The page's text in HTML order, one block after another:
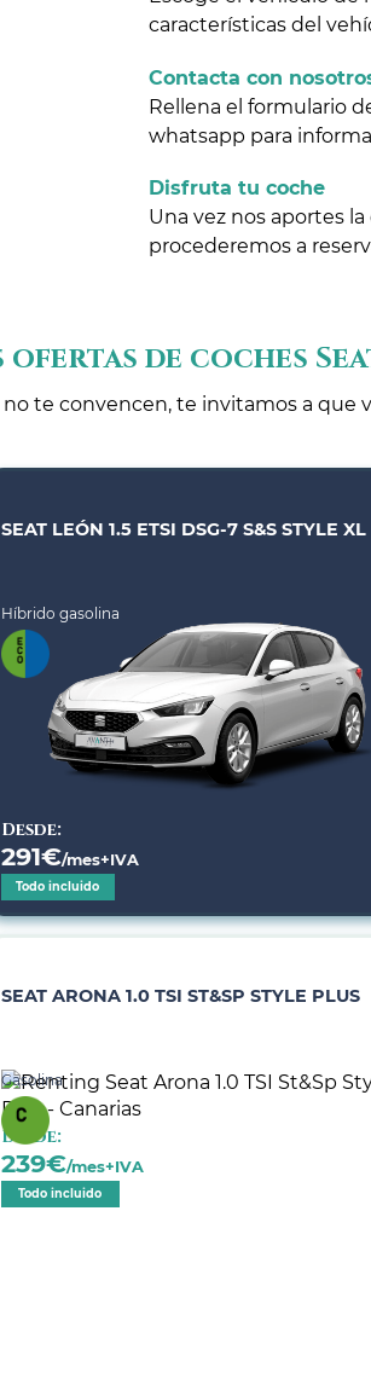
características del
Contacta con
Rellena el formulario
whatsapp para
Disfruta tu coche
Una vez nos aportes
procederemos a
ofertas de coches
te convencen, te invitamos a
SEAT LEÓN 1.5 ETSI DSG-7 S&S STYLE XL
Híbrido gasolina
Desde:
291€/mes+IVA
Todo incluido
SEAT ARONA 1.0 TSI ST&SP STYLE PLUS
Gasolina
Desde:
239€/mes+IVA
Todo incluido